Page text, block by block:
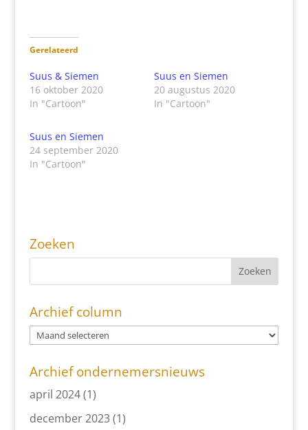
Gerelateerd
Suus & Siemen
16 oktober 2020
In "Cartoon"
Suus en Siemen
20 augustus 2020
In "Cartoon"
Suus en Siemen
24 september 2020
In "Cartoon"
Zoeken
Archief column
Archief ondernemersnieuws
april 2024(1)
december 2023(1)